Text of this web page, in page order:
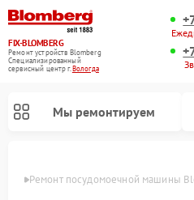
FIX-BLOMBERG
Ремонт устройств Blomberg
Специализированный
cервисный центр г.Вологда
Мы ремонтируем
Ремонт посудомоечной машины